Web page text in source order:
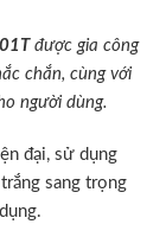
được gia công
chắn, cùng với
người dùng.
đại, sử dụng
sang trọng